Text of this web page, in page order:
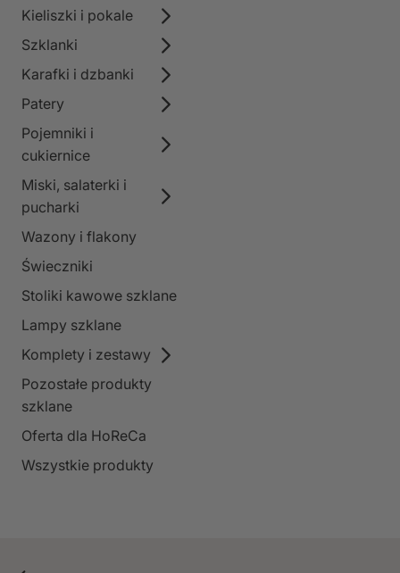
Kieliszki i pokale
Szklanki
Karafki i dzbanki
Patery
Pojemniki i
cukiernice
Miski, salaterki i
pucharki
Wazony i flakony
Świeczniki
Stoliki kawowe szklane
Lampy szklane
Komplety i zestawy
Pozostałe produkty
szklane
Oferta dla HoReCa
Wszystkie produkty